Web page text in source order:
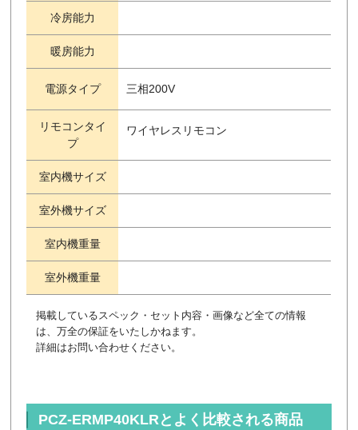
冷房能力
暖房能力
電源タイプ 三相200V
リモコンタイ
プ
ワイヤレスリモコン
室内機サイズ
室外機サイズ
室内機重量
室外機重量
掲載しているスペック・セット内容・画像など全ての情報
は、万全の保証をいたしかねます。
詳細はお問い合わせください。
PCZ-ERMP40KLRとよく比較される商品